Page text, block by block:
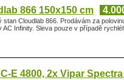
866 150x150 cm
stan Cloudlab 866. Prodávám za
Infinity. Sleva pouze v případě
E 4800, 2x Vipar